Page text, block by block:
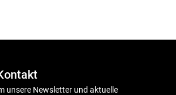
unsere Newsletter und aktuelle